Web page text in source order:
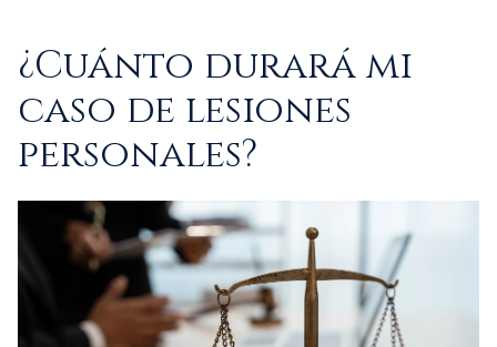
¿Cuánto durará mi
caso de lesiones
personales?